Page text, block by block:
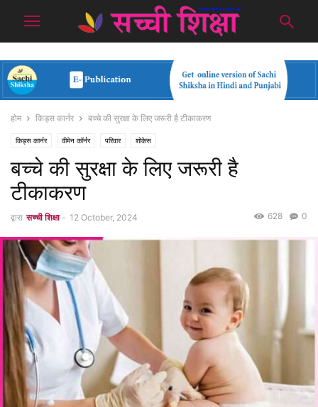
होम किड्स कार्नर बच्चे की सुरक्षा के लिए जरूरी है टीकाकरण
किड्स कार्नर वीमेन कॉर्नर परिवार शोकेस
बच्चे की सुरक्षा के लिए जरूरी है
टीकाकरण
द्वारा सच्ची शिक्षा - 12 October, 2024 0
628